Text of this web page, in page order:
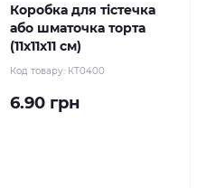
Коробка для тістечка
або шматочка торта
(11х11х11 см)
Код товару: КТ0400
6.90 грн